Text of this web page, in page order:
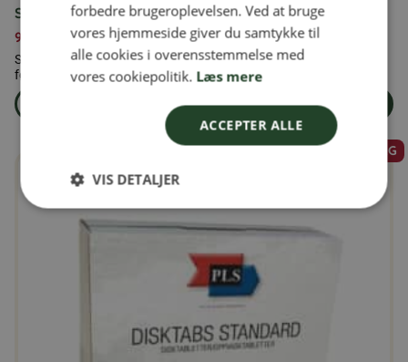
Solsikkekerner 5 kg
99,00
Solsikkekerner 5 kg – Naturlige, afskallede solsikkekerner i
fødevarekvalitet Vores naturl...
om produkten Solsikkekerner 5 kg
Læg i kurven
SALG
DANISH
NORWEGIAN
forbedre brugeroplevelsen. Ved at bruge
vores hjemmeside giver du samtykke til
alle cookies i overensstemmelse med
vores cookiepolitik. Læs mere
ACCEPTER ALLE
VIS DETALJER